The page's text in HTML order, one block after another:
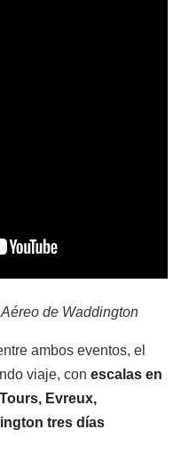
de Waddington
ambos eventos, el
viaje, con escalas en
Evreux,
tres días